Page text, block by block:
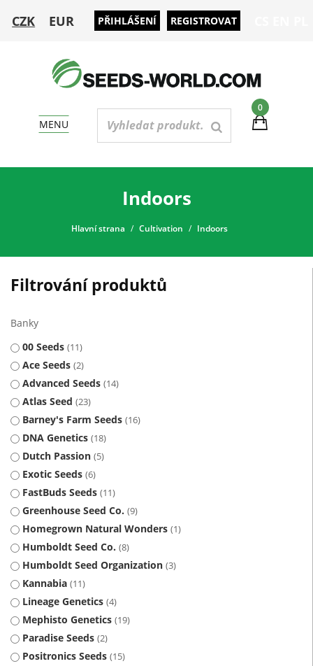
CZK EUR PŘIHLÁŠENÍ REGISTROVAT
0
MENU
Indoors
Hlavní strana Cultivation Indoors
Filtrování produktů
Banky
00 Seeds 11
Ace Seeds 2
Advanced Seeds 14
Atlas Seed 23
Barney's Farm Seeds 16
DNA Genetics 18
Dutch Passion 5
Exotic Seeds 6
FastBuds Seeds 11
Greenhouse Seed Co. 9
Homegrown Natural Wonders 1
Humboldt Seed Co. 8
Humboldt Seed Organization 3
Kannabia 11
Lineage Genetics 4
Mephisto Genetics 19
Paradise Seeds 2
Positronics Seeds 15